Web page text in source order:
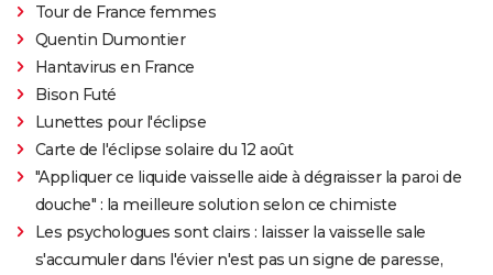
Tour de France femmes
Quentin Dumontier
Hantavirus en France
Bison Futé
Lunettes pour l'éclipse
Carte de l'éclipse solaire du 12 août
"Appliquer ce liquide vaisselle aide à dégraisser la paroi de
douche" : la meilleure solution selon ce chimiste
Les psychologues sont clairs : laisser la vaisselle sale
s'accumuler dans l'évier n'est pas un signe de paresse,